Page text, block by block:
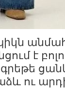
է
գրեթե
ու